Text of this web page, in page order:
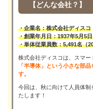
【どんな会社？】
・企業名：株式会社ディスコ
・創業年月日：1937年5月5日
・単体従業員数：5,491名（
株式会社ディスコは、スマ
「半導体」という小さな部
す。
今回は、秋に向けて人員体
たします！